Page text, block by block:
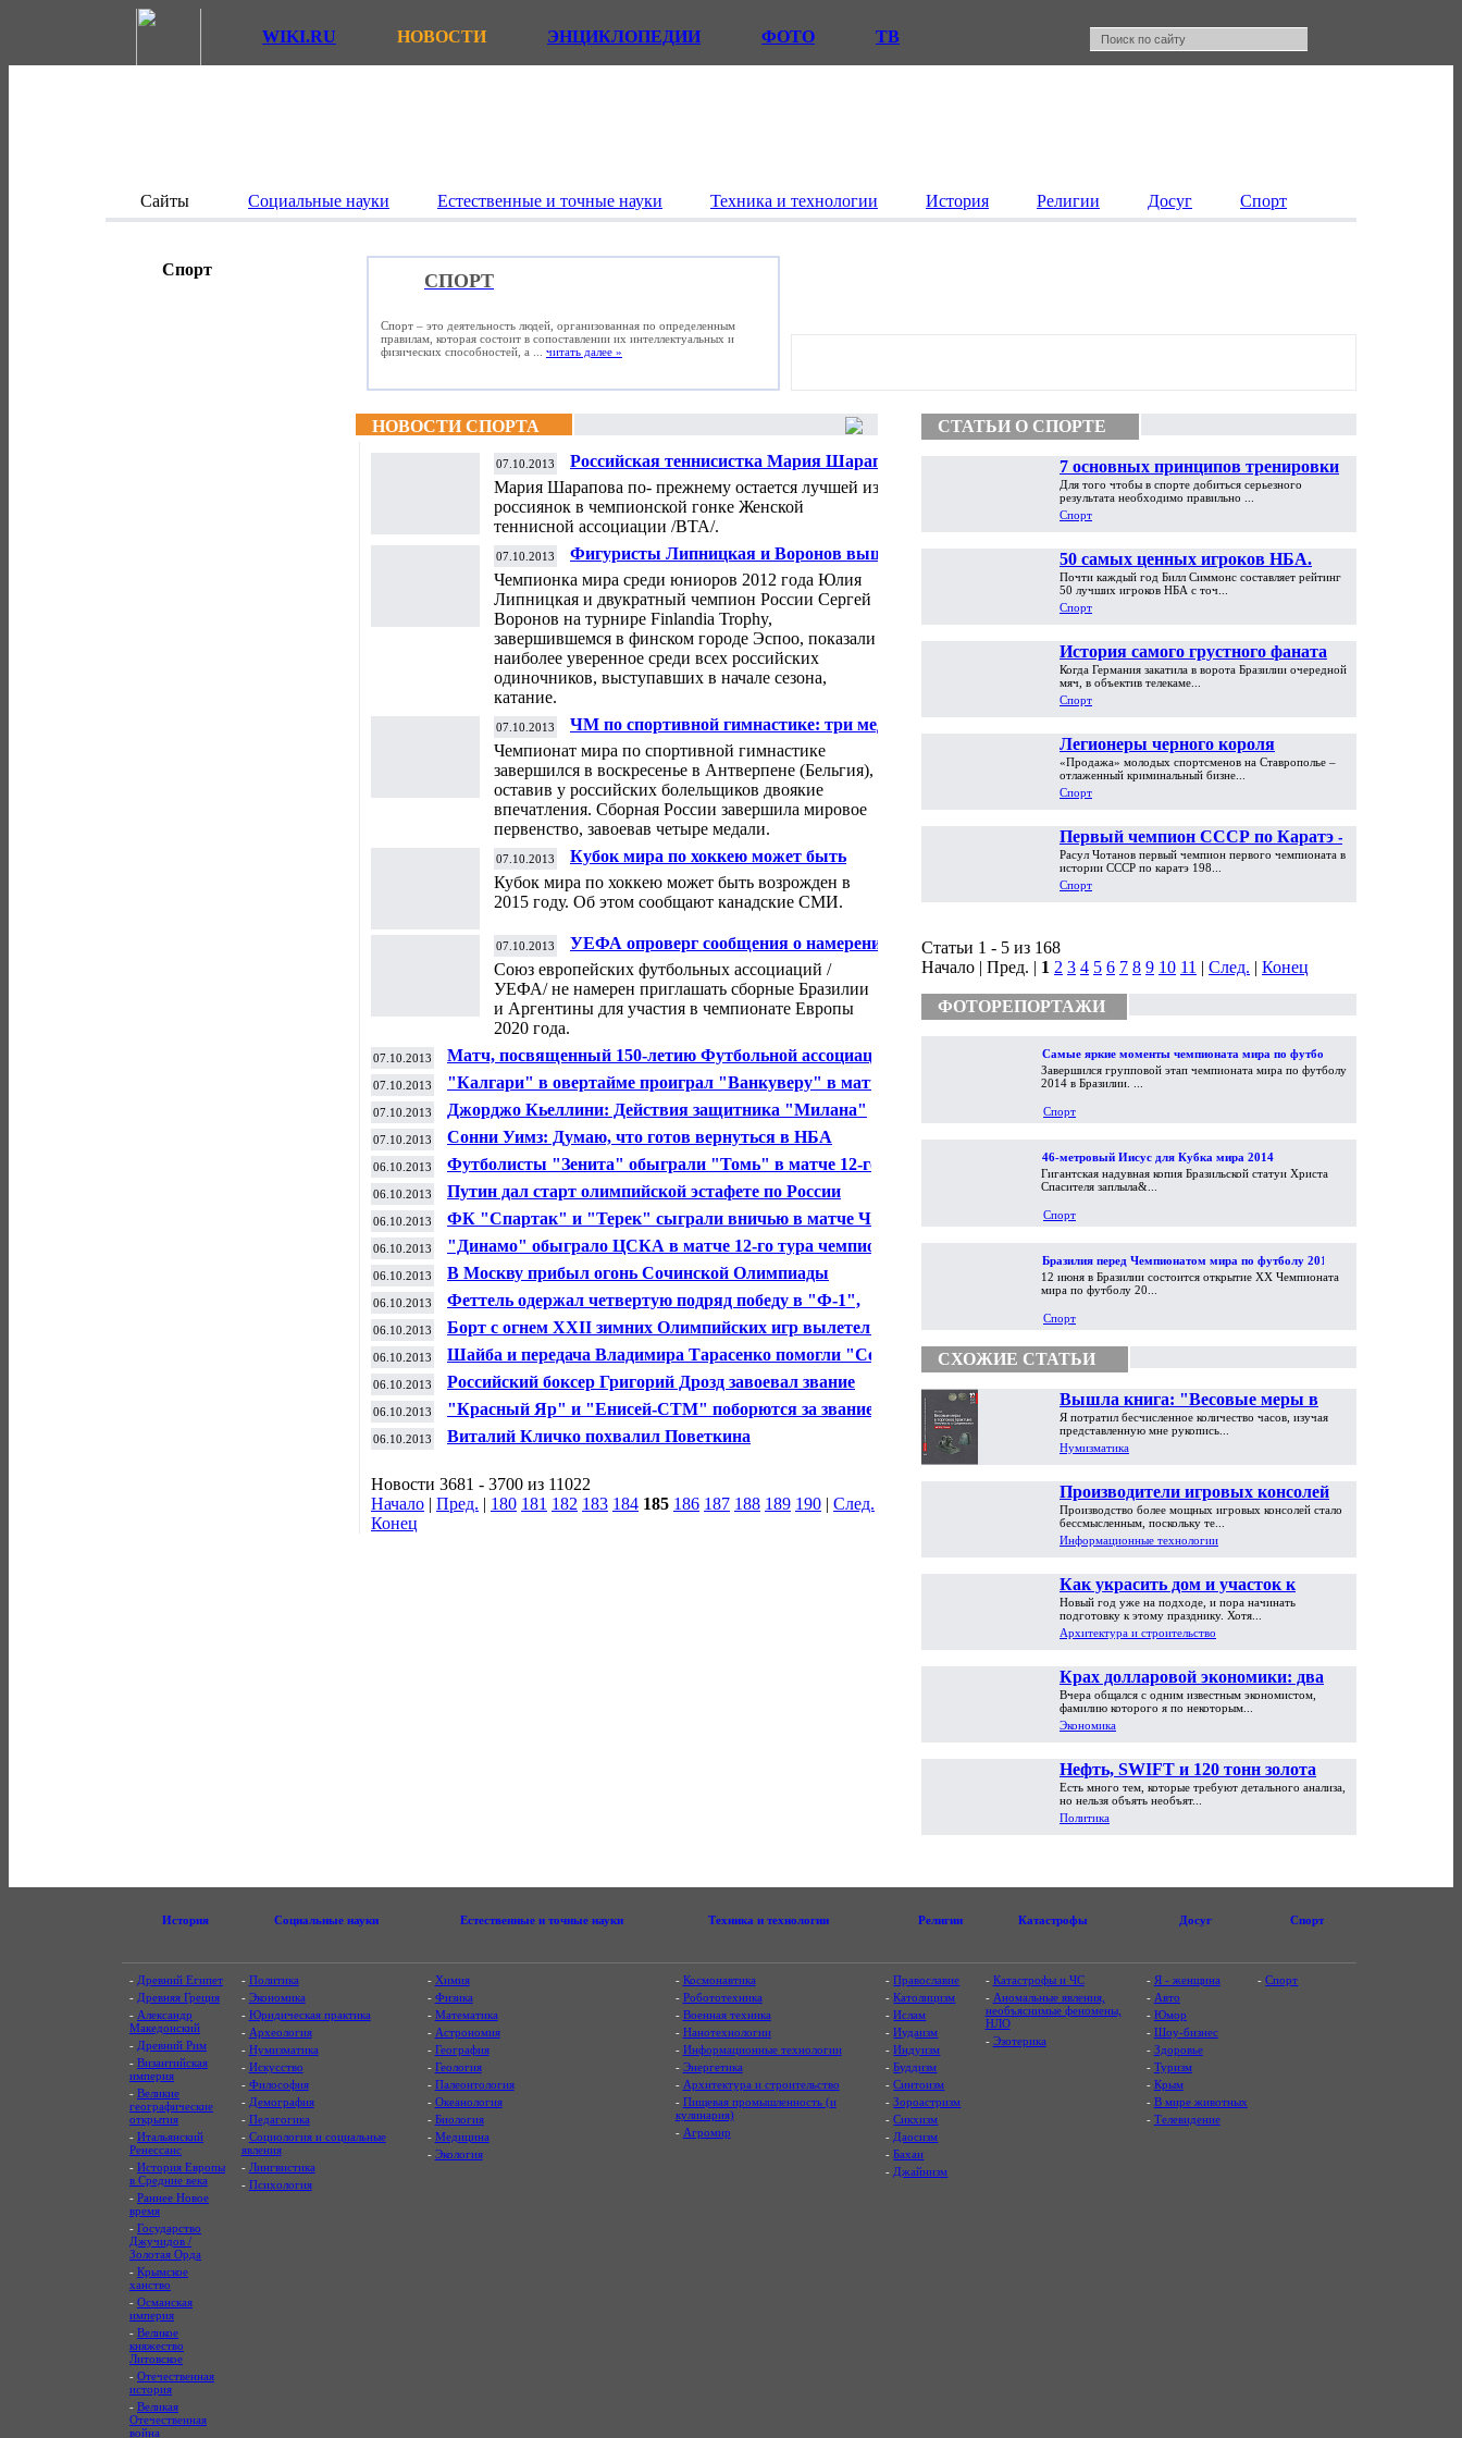
WIKI.RU НОВОСТИ ЭНЦИКЛОПЕДИИ ФОТО ТВ
Сайты Социальные науки Естественные и точные науки Техника и технологии История Религии Досуг Спорт
Спорт
СПОРТ
Спорт – это деятельность людей, организованная по определенным
правилам, которая состоит в сопоставлении их интеллектуальных и
физических способностей, а ... читать далее »
НОВОСТИ СПОРТА
07.10.2013
Российская теннисистка Мария Шарапова
осталась на третьей строчке в чемпионской
гонке ВТА
Мария Шарапова по- прежнему остается лучшей из
россиянок в чемпионской гонке Женской
теннисной ассоциации /ВТА/.
07.10.2013
Фигуристы Липницкая и Воронов вышли
в лидеры российского сезона
Чемпионка мира среди юниоров 2012 года Юлия
Липницкая и двукратный чемпион России Сергей
Воронов на турнире Finlandia Trophy,
завершившемся в финском городе Эспоо, показали
наиболее уверенное среди всех российских
одиночников, выступавших в начале сезона,
катание.
07.10.2013
ЧМ по спортивной гимнастике: три медали
Мустафиной и серебро Баландина
Чемпионат мира по спортивной гимнастике
завершился в воскресенье в Антверпене (Бельгия),
оставив у российских болельщиков двоякие
впечатления. Сборная России завершила мировое
первенство, завоевав четыре медали.
07.10.2013
Кубок мира по хоккею может быть
возрожден в 2015 году
Кубок мира по хоккею может быть возрожден в
2015 году. Об этом сообщают канадские СМИ.
07.10.2013
УЕФА опроверг сообщения о намерении
пригласить сборные Аргентины и
Бразилии на чемпионат Европы-2020
Союз европейских футбольных ассоциаций /
УЕФА/ не намерен приглашать сборные Бразилии
и Аргентины для участия в чемпионате Европы
2020 года.
07.10.2013
Матч, посвященный 150-летию Футбольной ассоциации
Англии, будет сыгран в парке Букингемского дворца
07.10.2013
"Калгари" в овертайме проиграл "Ванкуверу" в матче
регулярного чемпионата НХЛ
07.10.2013
Джорджо Кьеллини: Действия защитника "Милана"
Филиппа Мексеса противоречат принципам "фэйр плэй"
07.10.2013 Сонни Уимз: Думаю, что готов вернуться в НБА
06.10.2013
Футболисты "Зенита" обыграли "Томь" в матче 12-го
тура чемпионата России
06.10.2013 Путин дал старт олимпийской эстафете по России
06.10.2013
ФК "Спартак" и "Терек" сыграли вничью в матче ЧР в
Екатеринбурге
06.10.2013
"Динамо" обыграло ЦСКА в матче 12-го тура чемпионата
России по футболу
06.10.2013 В Москву прибыл огонь Сочинской Олимпиады
06.10.2013
Феттель одержал четвертую подряд победу в "Ф-1",
победив в Южной Корее
06.10.2013
Борт с огнем XXII зимних Олимпийских игр вылетел из
Афин в Москву
06.10.2013
Шайба и передача Владимира Тарасенко помогли "Сент-
Луису" обыграть "Флориду" в матче чемпионата НХЛ
06.10.2013
Российский боксер Григорий Дрозд завоевал звание
чемпиона Европы
06.10.2013
"Красный Яр" и "Енисей-СТМ" поборются за звание
чемпиона в воскресенье
06.10.2013 Виталий Кличко похвалил Поветкина
Новости 3681 - 3700 из 11022
Начало | Пред. | 180 181 182 183 184 185 186 187 188 189 190 | След.
Конец
СТАТЬИ О СПОРТЕ
7 основных принципов тренировки
Для того чтобы в спорте добиться серьезного
результата необходимо правильно ...
Спорт
50 самых ценных игроков НБА.
Часть первая
Почти каждый год Билл Симмонс составляет рейтинг
50 лучших игроков НБА с точ...
Спорт
История самого грустного фаната
мира. «На ЧМ-2002 я обменял
машину на PlayStation»
Когда Германия закатила в ворота Бразилии очередной
мяч, в объектив телекаме...
Спорт
Легионеры черного короля
«Продажа» молодых спортсменов на Ставрополье –
отлаженный криминальный бизне...
Спорт
Первый чемпион СССР по Каратэ -
Расул Чотанов
Расул Чотанов первый чемпион первого чемпионата в
истории СССР по каратэ 198...
Спорт
Статьи 1 - 5 из 168
Начало | Пред. | 1 2 3 4 5 6 7 8 9 10 11 | След. | Конец
ФОТОРЕПОРТАЖИ
Самые яркие моменты чемпионата мира по футболу
2014
Завершился групповой этап чемпионата мира по футболу
2014 в Бразилии. ...
Спорт
46-метровый Иисус для Кубка мира 2014
Гигантская надувная копия Бразильской статуи Христа
Спасителя заплыла&...
Спорт
Бразилия перед Чемпионатом мира по футболу 2014
12 июня в Бразилии состоится открытие XX Чемпионата
мира по футболу 20...
Спорт
СХОЖИЕ СТАТЬИ
Вышла книга: "Весовые меры в
торговой практике Античности и
Средневековья"
Я потратил бесчисленное количество часов, изучая
представленную мне рукопись...
Нумизматика
Производители игровых консолей
достигли предела возможностей
Производство более мощных игровых консолей стало
бессмысленным, поскольку те...
Информационные технологии
Как украсить дом и участок к
Новому году
Новый год уже на подходе, и пора начинать
подготовку к этому празднику. Хотя...
Архитектура и строительство
Крах долларовой экономики: два
пути обрушения
Вчера общался с одним известным экономистом,
фамилию которого я по некоторым...
Экономика
Нефть, SWIFT и 120 тонн золота
Есть много тем, которые требуют детального анализа,
но нельзя объять необъят...
Политика
История Социальные науки Естественные и точные науки Техника и технологии Религии Катастрофы Досуг Спорт
- Древний Египет
- Древняя Греция
- Александр
Македонский
- Древний Рим
- Византийская
империя
- Великие
географические
открытия
- Итальянский
Ренессанс
- История Европы
в Средние века
- Раннее Новое
время
- Государство
Джучидов /
Золотая Орда
- Крымское
ханство
- Османская
империя
- Великое
княжество
Литовское
- Отечественная
история
- Великая
Отечественная
война
- Политика
- Экономика
- Юридическая практика
- Археология
- Нумизматика
- Искусство
- Философия
- Демография
- Педагогика
- Социология и социальные
явления
- Лингвистика
- Психология
- Химия
- Физика
- Математика
- Астрономия
- География
- Геология
- Палеонтология
- Океанология
- Биология
- Медицина
- Экология
- Космонавтика
- Робототехника
- Военная техника
- Нанотехнологии
- Информационные технологии
- Энергетика
- Архитектура и строительство
- Пищевая промышленность (и
кулинария)
- Агромир
-Православие
-Католицизм
-Ислам
-Иудаизм
-Индуизм
-Буддизм
-Синтоизм
-Зороастризм
-Сикхизм
- Даосизм
-Бахаи
- Джайнизм
- Катастрофы и ЧС
- Аномальные явления,
необъяснимые феномены,
НЛО
- Эзотерика
- Я - женщина
- Авто
- Юмор
- Шоу-бизнес
- Здоровье
- Туризм
- Крым
- В мире животных
- Телевидение
-Спорт